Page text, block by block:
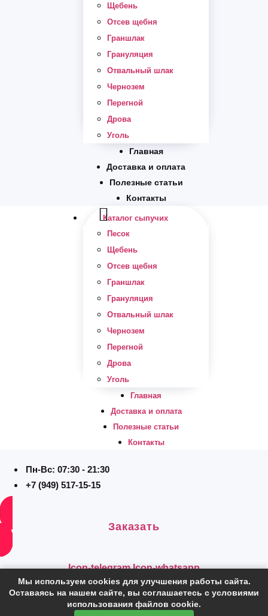
Мы используем cookies для улучшения работы сайта.
Оставаясь на нашем сайте, вы соглашаетесь с условиями
использования файлов cookie.
Щебень
Отсев щебня
Граншлак
Грануляция
Отвальный шлак
Чернозем
Перегной
Дрова
Уголь
Главная
Доставка и оплата
Полезные статьи
Контакты
Каталог сыпучих
Песок
Щебень
Отсев щебня
Граншлак
Грануляция
Отвальный шлак
Чернозем
Перегной
Дрова
Уголь
Главная
Доставка и оплата
Полезные статьи
Контакты
Пн-Вс: 07:30 - 21:30
+7 (949) 517-15-15
Заказать
Icon-telegram Icon-whatsapp
Калькулятор